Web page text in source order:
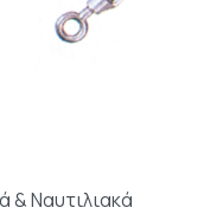
& Ναυτιλιακά